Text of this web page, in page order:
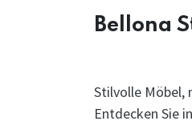
Bellona
Stilvolle Möbel,
Entdecken Sie